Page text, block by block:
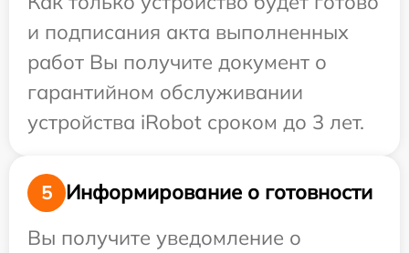
и подписания акта выполненных
работ Вы получите документ о
гарантийном обслуживании
устройства iRobot сроком до 3 лет.
5
Информирование о готовности
Вы получите уведомление о